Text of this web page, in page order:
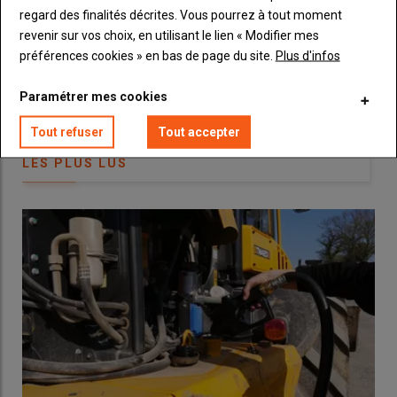
Avec son entreprise dénommée ETA Eco-Agri, Édouard Milliard
réalise des épandages d’amendements organiques à faible
dose et intervient souvent chez plusieurs clients le même jour.
© D. Laisney
LES PLUS LUS
regard des finalités décrites. Vous pourrez à tout moment
revenir sur vos choix, en utilisant le lien « Modifier mes
préférences cookies » en bas de page du site. Plus d'infos
Paramétrer mes cookies
Tout refuser Tout accepter